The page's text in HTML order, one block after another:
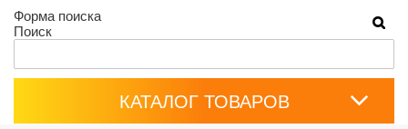
Форма поиска
Поиск
КАТАЛОГ ТОВАРОВ